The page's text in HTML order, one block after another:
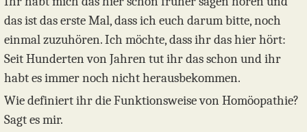
das ist das erste Mal, dass ich euch darum bitte, noch
einmal zuzuhören. Ich möchte, dass ihr das hier hört:
Seit Hunderten von Jahren tut ihr das schon und ihr
habt es immer noch nicht herausbekommen.
Wie definiert ihr die Funktionsweise von Homöopathie?
Sagt es mir.